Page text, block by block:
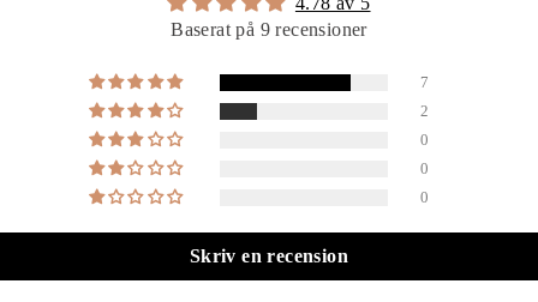
Baserat på 9 recensioner
7
2
0
0
0
Skriv en recension